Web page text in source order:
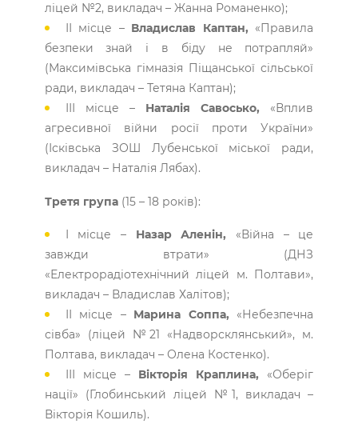
ліцей №2, викладач – Жанна Романенко);
ІІ місце – Владислав Каптан, «Правила
безпеки знай і в біду не потрапляй»
(Максимівська гімназія Піщанської сільської
ради, викладач – Тетяна Каптан);
ІІІ місце – Наталія Савосько, «Вплив
агресивної війни росії проти України»
(Ісківська ЗОШ Лубенської міської ради,
викладач – Наталія Лябах).
Третя група(15 – 18 років):
І місце – Назар Аленін, «Війна – це
завжди втрати» (ДНЗ
«Електрорадіотехнічний ліцей м. Полтави»,
викладач – Владислав Халітов);
ІІ місце – Марина Соппа, «Небезпечна
сівба» (ліцей №21 «Надворсклянський», м.
Полтава, викладач – Олена Костенко).
ІІІ місце – Вікторія Краплина, «Оберіг
нації» (Глобинський ліцей №1, викладач –
Вікторія Кошиль).